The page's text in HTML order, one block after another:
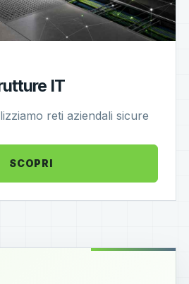
IT
reti aziendali sicure
SCOPRI